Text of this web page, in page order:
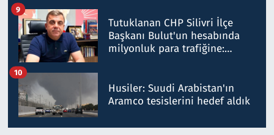
Tutuklanan CHP Silivri İlçe
Başkanı Bulut'un hesabında
milyonluk para trafiğine:
9
Husiler: Suudi Arabistan'ın
Aramco tesislerini hedef aldık
10